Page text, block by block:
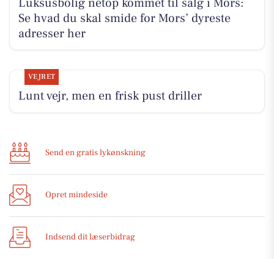
Se hvad du skal smide for Mors’ dyreste
adresser her
VEJRET
Lunt vejr, men en frisk pust driller
Send en gratis lykønskning
Opret mindeside
Indsend dit læserbidrag